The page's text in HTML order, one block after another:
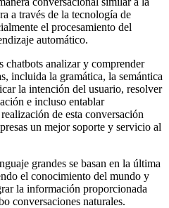
a través de la tecnología de
el procesamiento del
automático.
analizar y comprender
incluida la gramática, la semántica
la intención del usuario, resolver
e incluso entablar
de esta conversación
un mejor soporte y servicio al
grandes se basan en la última
el conocimiento del mundo y
la información proporcionada
conversaciones naturales.